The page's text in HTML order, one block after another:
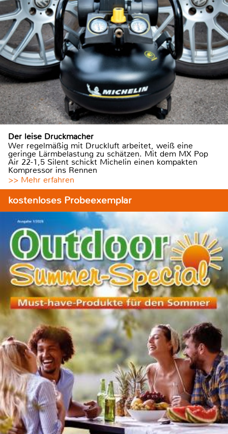
Der leise Druckmacher
Wer regelmäßig mit Druckluft arbeitet, weiß eine
geringe Lärmbelastung zu schätzen. Mit dem MX Pop
Air 22-1,5 Silent schickt Michelin einen kompakten
Kompressor ins Rennen
>> Mehr erfahren
kostenloses Probeexemplar